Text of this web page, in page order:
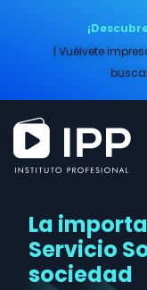
| Vuélvete
La
Servicio
sociedad